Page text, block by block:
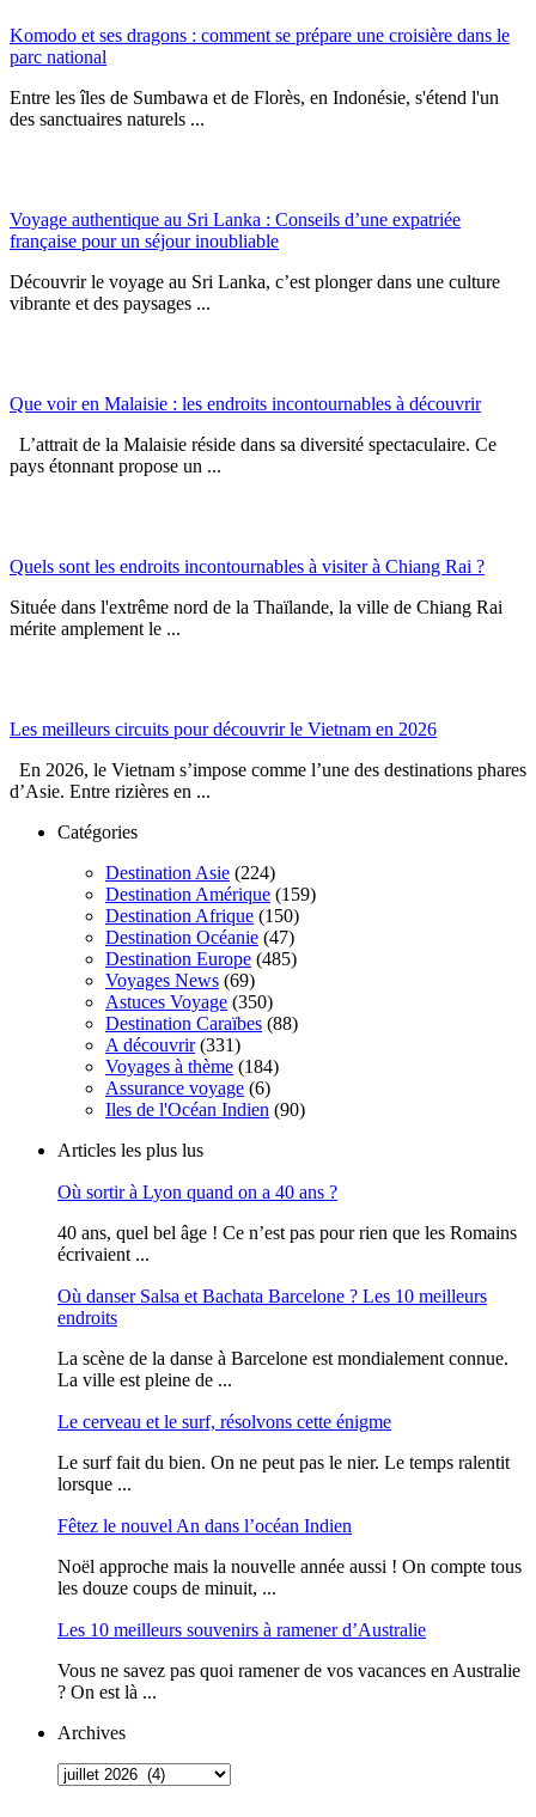
Komodo et ses dragons : comment se prépare une croisière dans le
parc national
Entre les îles de Sumbawa et de Florès, en Indonésie, s'étend l'un
des sanctuaires naturels ...
Voyage authentique au Sri Lanka : Conseils d’une expatriée
française pour un séjour inoubliable
Découvrir le voyage au Sri Lanka, c’est plonger dans une culture
vibrante et des paysages ...
Que voir en Malaisie : les endroits incontournables à découvrir
L’attrait de la Malaisie réside dans sa diversité spectaculaire. Ce
pays étonnant propose un ...
Quels sont les endroits incontournables à visiter à Chiang Rai ?
Située dans l'extrême nord de la Thaïlande, la ville de Chiang Rai
mérite amplement le ...
Les meilleurs circuits pour découvrir le Vietnam en 2026
En 2026, le Vietnam s’impose comme l’une des destinations phares
d’Asie. Entre rizières en ...
Catégories
Destination Asie (224)
Destination Amérique (159)
Destination Afrique (150)
Destination Océanie (47)
Destination Europe (485)
Voyages News (69)
Astuces Voyage (350)
Destination Caraïbes (88)
A découvrir(331)
Voyages à thème (184)
Assurance voyage (6)
Iles de l'Océan Indien (90)
Articles les plus lus
Où sortir à Lyon quand on a 40 ans ?
40 ans, quel bel âge ! Ce n’est pas pour rien que les Romains
écrivaient ...
Où danser Salsa et Bachata Barcelone ? Les 10 meilleurs
endroits
La scène de la danse à Barcelone est mondialement connue.
La ville est pleine de ...
Le cerveau et le surf, résolvons cette énigme
Le surf fait du bien. On ne peut pas le nier. Le temps ralentit
lorsque ...
Fêtez le nouvel An dans l’océan Indien
Noël approche mais la nouvelle année aussi ! On compte tous
les douze coups de minuit, ...
Les 10 meilleurs souvenirs à ramener d’Australie
Vous ne savez pas quoi ramener de vos vacances en Australie
? On est là ...
Archives